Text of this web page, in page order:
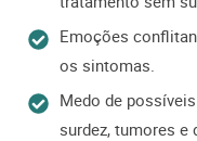
Emoções
os sintomas.
Medo de
surdez, tumores e